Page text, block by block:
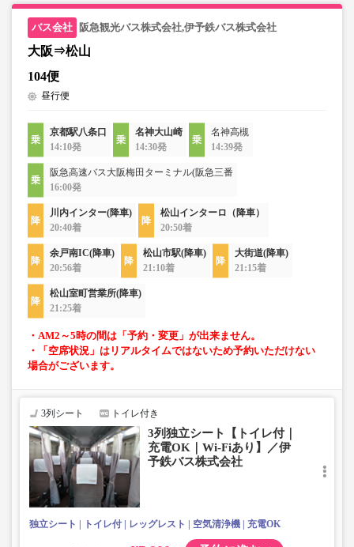
阪急観光バス株式会社,伊予鉄バス株式会社
大阪⇒松山
104便
昼行便
京都駅八条口
14:10発
名神大山崎
14:30発
名神高槻
14:39発
阪急高速バス大阪梅田ターミナル(阪急三番
16:00発
川内インター(降車)
20:40着
松山インターロ（降車）
20:50着
余戸南IC(降車)
20:56着
松山市駅(降車)
21:10着
大街道(降車)
21:15着
松山室町営業所(降車)
21:25着
・AM2～5時の間は「予約・変更」が出来ません。
・「空席状況」はリアルタイムではないため予約いただけない
場合がございます。
3列シート トイレ付き
3列独立シート【トイレ付｜
充電OK｜Wi-Fiあり】／伊
予鉄バス株式会社
独立シート トイレ付 レッグレスト 空気清浄機 充電OK